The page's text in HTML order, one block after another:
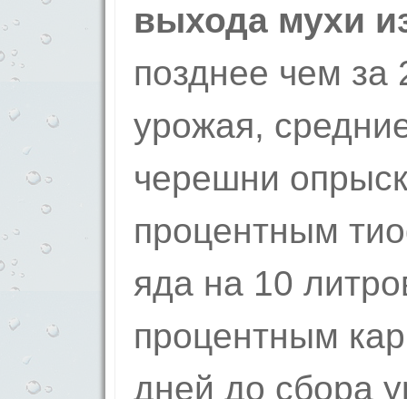
выхода мухи
позднее чем за
урожая,
черешни
процентным
яда на 10
процентным
дней до сбора